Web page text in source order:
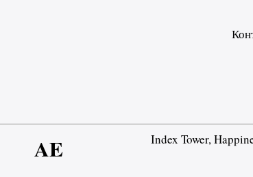
AE
Index Tower,